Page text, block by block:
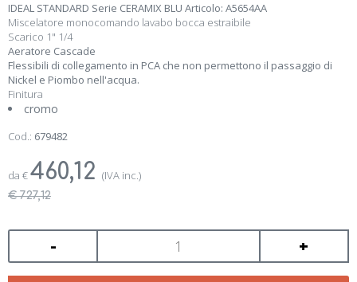
IDEAL STANDARD Serie CERAMIX BLU Articolo: A5654AA
Miscelatore monocomando lavabo bocca estraibile
Scarico 1" 1/4
Aeratore Cascade
Flessibili di collegamento in PCA che non permettono il passaggio di
Nickel e Piombo nell'acqua.
Finitura
cromo
Cod.: 679482
da €460,12 (IVA inc.)
€ 727,12
- +